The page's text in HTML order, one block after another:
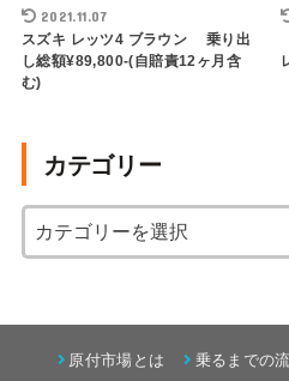
2021.11.07
スズキ レッツ4 ブラウン 乗り出
し総額¥89,800-(自賠責12ヶ月含
む)
カテゴリー
原付市場とは 乗るまでの